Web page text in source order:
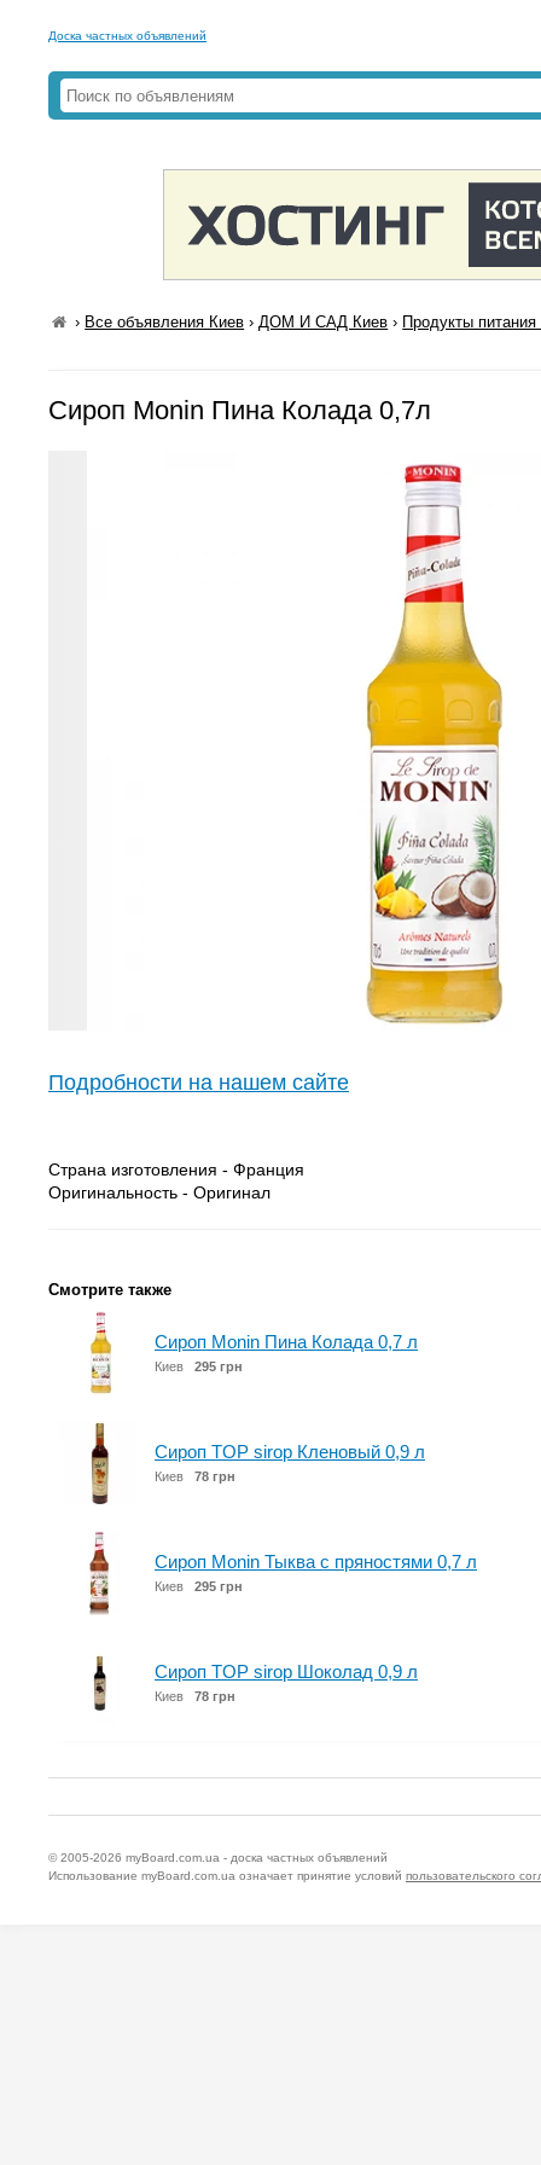
Доска частных объявлений
› Все объявления Киев ›ДОМ И САД Киев › Продукты
Сироп Monin Пина Колада 0,7л
Подробности на нашем сайте
Страна изготовления - Франция
Оригинальность - Оригинал
Смотрите также
Сироп Monin Пина Колада 0,7 л
Киев 295 грн
Сироп TOP sirop Кленовый 0,9 л
Киев 78 грн
Сироп Monin Тыква с пряностями 0,7 л
Киев 295 грн
Сироп TOP sirop Шоколад 0,9 л
Киев 78 грн
© 2005-2026 myBoard.com.ua - доска частных объявлений
Использование myBoard.com.ua означает принятие условий пользовательского